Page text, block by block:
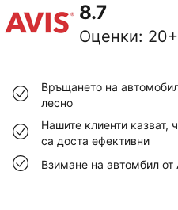
8.7
Оценки: 20+
Връщането на
лесно
Нашите клиенти казват,
са доста ефективни
Взимане на автомбил